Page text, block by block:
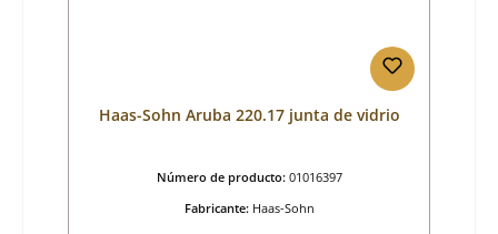
Haas-Sohn Aruba 220.17 junta de vidrio
Número de producto: 01016397
Fabricante: Haas-Sohn